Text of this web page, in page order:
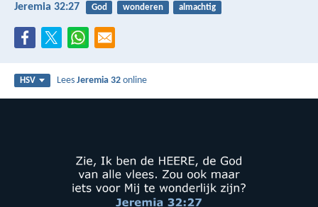
Jeremia 32:27 God wonderen almachtig
HSV LeesJeremia 32 online